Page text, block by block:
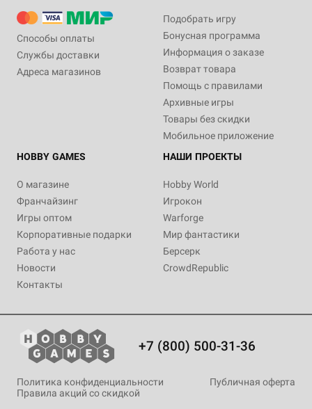
Способы оплаты
Службы доставки
Адреса магазинов
Подобрать игру
Бонусная программа
Информация о заказе
Возврат товара
Помощь с правилами
Архивные игры
Товары без скидки
Мобильное приложение
HOBBY GAMES
О магазине
Франчайзинг
Игры оптом
Корпоративные подарки
Работа у нас
Новости
Контакты
НАШИ ПРОЕКТЫ
Hobby World
Игрокон
Warforge
Мир фантастики
Берсерк
CrowdRepublic
+7 (800) 500-31-36
Политика конфиденциальности
Публичная оферта
Правила акций со скидкой